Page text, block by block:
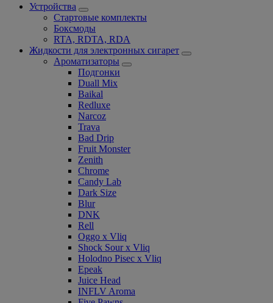
Устройства
Стартовые комплекты
Боксмоды
RTA, RDTA, RDA
Жидкости для электронных сигарет
Ароматизаторы
Подгонки
Duall Mix
Baikal
Redluxe
Narcoz
Trava
Bad Drip
Fruit Monster
Zenith
Chrome
Candy Lab
Dark Size
Blur
DNK
Rell
Oggo x Vliq
Shock Sour x Vliq
Holodno Pisec x Vliq
Epeak
Juice Head
INFLV Aroma